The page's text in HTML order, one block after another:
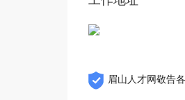
眉山人才网敬告